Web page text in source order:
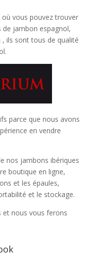
vous pouvez trouver
de jambon espagnol,
, ils sont tous de qualité
parce que nous avons
en vendre
nos jambons ibériques
boutique en ligne,
et les épaules,
et le stockage.
et nous vous ferons